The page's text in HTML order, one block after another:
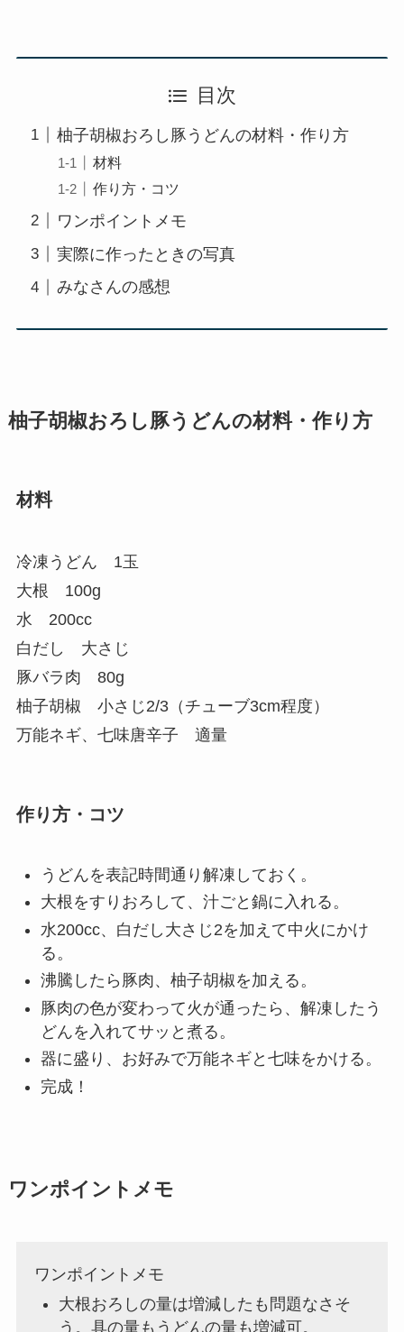
目次
柚子胡椒おろし豚うどんの材料・作り方
材料
作り方・コツ
ワンポイントメモ
実際に作ったときの写真
みなさんの感想
柚子胡椒おろし豚うどんの材料・作り方
材料
冷凍うどん 1玉
大根 100g
水 200cc
白だし 大さじ
豚バラ肉 80g
柚子胡椒 小さじ2/3（チューブ3cm程度）
万能ネギ、七味唐辛子 適量
作り方・コツ
うどんを表記時間通り解凍しておく。
大根をすりおろして、汁ごと鍋に入れる。
水200cc、白だし大さじ2を加えて中火にかけ
る。
沸騰したら豚肉、柚子胡椒を加える。
豚肉の色が変わって火が通ったら、解凍したう
どんを入れてサッと煮る。
器に盛り、お好みで万能ネギと七味をかける。
完成！
ワンポイントメモ
ワンポイントメモ
大根おろしの量は増減したも問題なさそ
う。具の量もうどんの量も増減可。